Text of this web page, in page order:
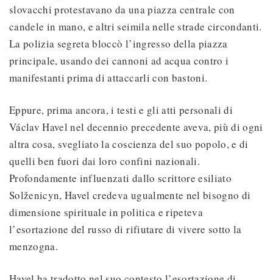
slovacchi protestavano da una piazza centrale con
candele in mano, e altri seimila nelle strade circondanti.
La polizia segreta bloccò l’ingresso della piazza
principale, usando dei cannoni ad acqua contro i
manifestanti prima di attaccarli con bastoni.
Eppure, prima ancora, i testi e gli atti personali di
Václav Havel nel decennio precedente aveva, più di ogni
altra cosa, svegliato la coscienza del suo popolo, e di
quelli ben fuori dai loro confini nazionali.
Profondamente influenzati dallo scrittore esiliato
Solženicyn, Havel credeva ugualmente nel bisogno di
dimensione spirituale in politica e ripeteva
l’esortazione del russo di rifiutare di vivere sotto la
menzogna.